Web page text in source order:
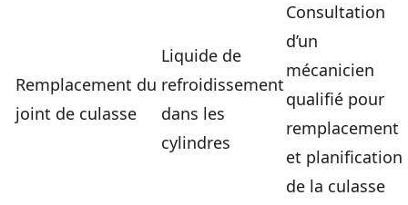
Remplacement du
joint de culasse
Liquide de
refroidissement
dans les
cylindres
Consultation
d’un
mécanicien
qualifié pour
remplacement
et planification
de la culasse